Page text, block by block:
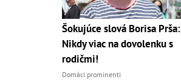
Šokujúce slová Borisa Prša:
Nikdy viac na dovolenku s
rodičmi!
Domáci prominenti